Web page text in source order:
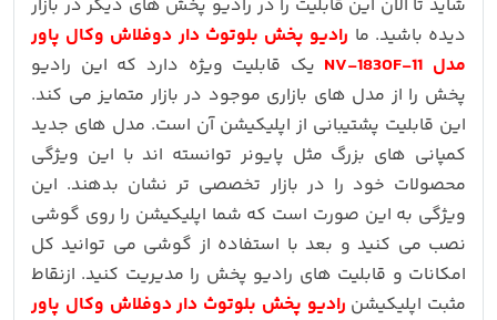
شاید تا الان این قابلیت را در رادیو پخش های دیگر در بازار
دیده باشید. ما رادیو پخش بلوتوث دار دوفلاش وکال پاور
مدل NV-1830F-11
یک قابلیت ویژه دارد که این رادیو
پخش را از مدل های بازاری موجود در بازار متمایز می کند.
این قابلیت پشتیبانی از اپلیکیشن آن است. مدل های جدید
کمپانی های بزرگ مثل پایونر توانسته اند با این ویژگی
محصولات خود را در بازار تخصصی تر نشان بدهند. این
ویژگی به این صورت است که شما اپلیکیشن را روی گوشی
نصب می کنید و بعد با استفاده از گوشی می توانید کل
امکانات و قابلیت های رادیو پخش را مدیریت کنید. ازنقاط
مثبت اپلیکیشن رادیو پخش بلوتوث دار دوفلاش وکال پاور